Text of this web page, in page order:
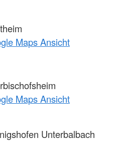
Maps Ansicht
Maps Ansicht
Unterbalbach